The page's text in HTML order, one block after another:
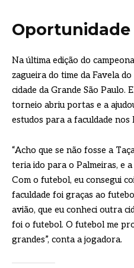
Oportunidade
Na última edição do
zagueira do time da Favela
cidade da Grande São Paulo.
torneio abriu portas e a
estudos para a faculdade nos
“Acho que se não fosse a
teria ido para o Palmeiras, e
Com o futebol, eu consegui
faculdade foi graças ao
avião, que eu conheci outra
foi o futebol. O futebol me
grandes”, conta a jogadora.